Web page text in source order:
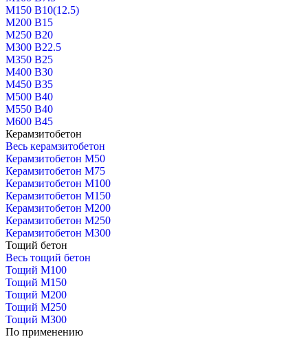
М150 В10(12.5)
М200 В15
М250 В20
М300 В22.5
М350 В25
М400 В30
М450 В35
М500 В40
М550 В40
М600 В45
Керамзитобетон
Весь керамзитобетон
Керамзитобетон М50
Керамзитобетон М75
Керамзитобетон М100
Керамзитобетон М150
Керамзитобетон М200
Керамзитобетон М250
Керамзитобетон М300
Тощий бетон
Весь тощий бетон
Тощий М100
Тощий М150
Тощий М200
Тощий М250
Тощий М300
По применению